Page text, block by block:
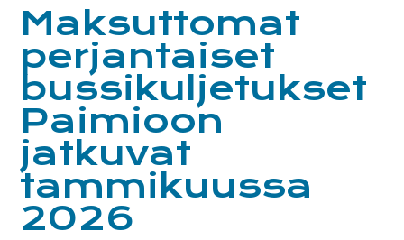
Maksuttomat
perjantaiset
bussikuljetukset
Paimioon
jatkuvat
tammikuussa
2026